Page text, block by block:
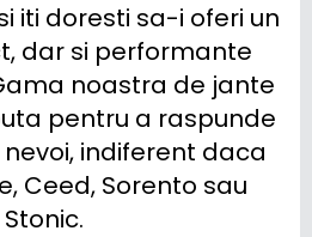
iti doresti sa-i oferi un
dar si performante
noastra de jante
pentru a raspunde
indiferent daca
Ceed, Sorento sau
Stonic.